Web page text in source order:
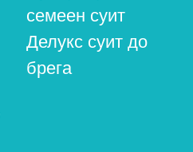
семеен суит
Делукс суит до
брега